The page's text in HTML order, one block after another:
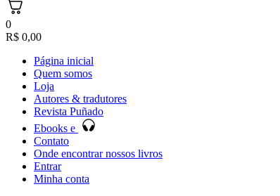
0
R$ 0,00
Página inicial
Quem somos
Loja
Autores & tradutores
Revista Puñado
Ebooks e
Contato
Onde encontrar nossos livros
Entrar
Minha conta